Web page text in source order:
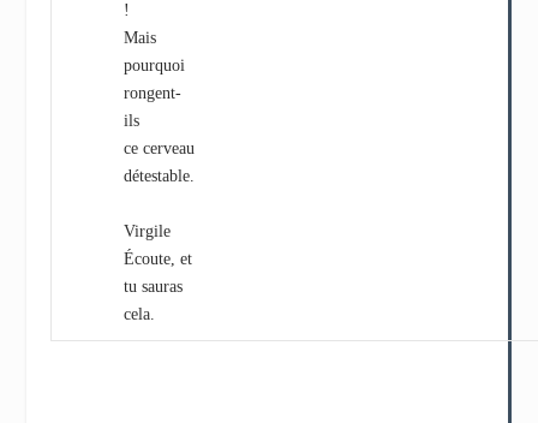
!
Mais
pourquoi
rongent-
ils
ce cerveau
détestable.
Virgile
Écoute, et
tu sauras
cela.